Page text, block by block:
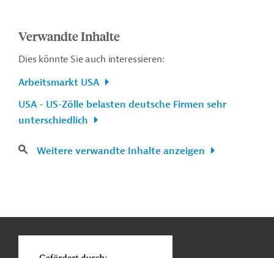
Verwandte Inhalte
Dies könnte Sie auch interessieren:
Arbeitsmarkt USA
USA - US-Zölle belasten deutsche Firmen sehr
unterschiedlich
Weitere verwandte Inhalte anzeigen